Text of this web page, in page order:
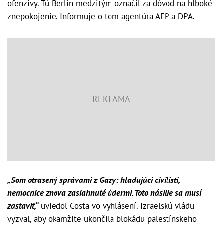
ofenzívy. Tú Berlín medzitým označil za dôvod na hlboké
znepokojenie. Informuje o tom agentúra AFP a DPA.
„Som otrasený správami z Gazy: hladujúci civilisti,
nemocnice znova zasiahnuté údermi. Toto násilie sa musí
zastaviť,“uviedol Costa vo vyhlásení. Izraelskú vládu
vyzval, aby okamžite ukončila blokádu palestínskeho